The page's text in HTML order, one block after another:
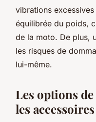
vibrations
équilibrée du poids,
de la moto. De plus,
les risques de
lui-même.
Les options
les accessoires